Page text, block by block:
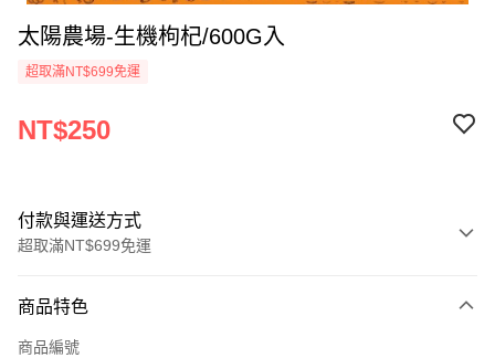
太陽農場-生機枸杞/600G入
超取滿NT$699免運
NT$250
付款與運送方式
超取滿NT$699免運
信用卡一次付款
商品特色
商品編號